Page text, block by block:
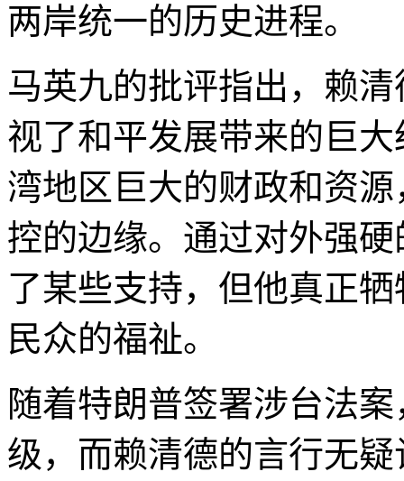
两岸统一的历史进程。
马英九的批评指出，赖
视了和平发展带来的巨
湾地区巨大的财政和资
控的边缘。通过对外强
了某些支持，但他真正
民众的福祉。
随着特朗普签署涉台法
级，而赖清德的言行无